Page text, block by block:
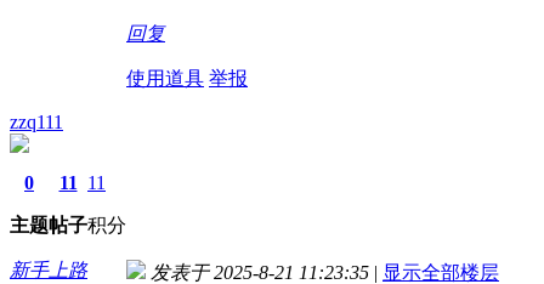
回复
使用道具 举报
zzq111
0
主题
11
帖子
11
积分
新手上路 发表于 2025-8-21 11:23:35 | 显示全部楼层